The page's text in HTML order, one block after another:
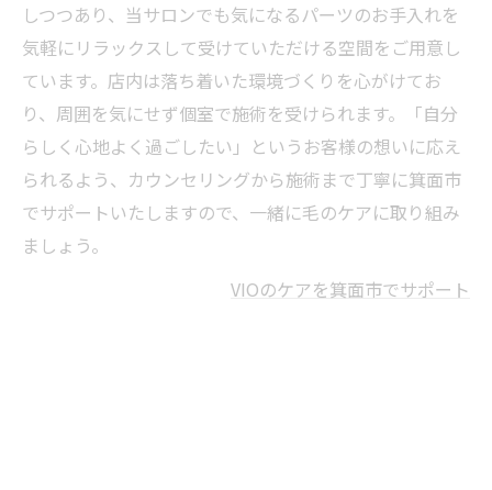
しつつあり、当サロンでも気になるパーツのお手入れを
気軽にリラックスして受けていただける空間をご用意し
ています。店内は落ち着いた環境づくりを心がけてお
り、周囲を気にせず個室で施術を受けられます。「自分
らしく心地よく過ごしたい」というお客様の想いに応え
られるよう、カウンセリングから施術まで丁寧に箕面市
でサポートいたしますので、一緒に毛のケアに取り組み
ましょう。
VIOのケアを箕面市でサポート